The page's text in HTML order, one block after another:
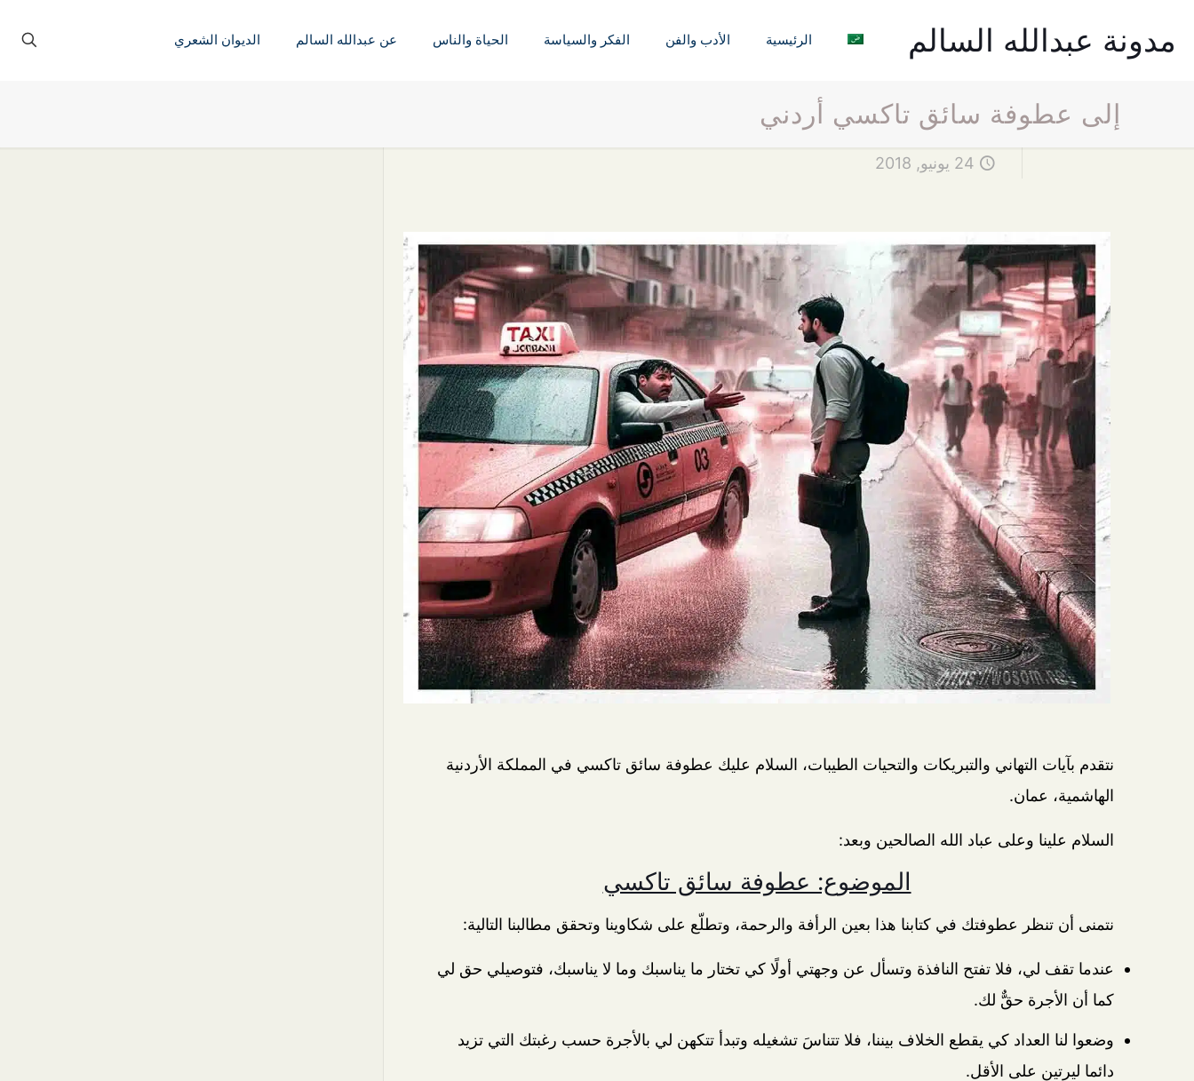
مدونة عبدالله السالم الرئيسية الأدب والفن الفكر والسياسة الحياة والناس عن عبدالله السالم الديوان الشعري
إلى عطوفة سائق تاكسي أردني
24 يونيو, 2018
نتقدم بآيات التهاني والتبريكات والتحيات الطيبات، السلام عليك عطوفة سائق تاكسي في المملكة الأردنية
الهاشمية، عمان.
السلام علينا وعلى عباد الله الصالحين وبعد:
الموضوع: عطوفة سائق تاكسي
نتمنى أن تنظر عطوفتك في كتابنا هذا بعين الرأفة والرحمة، وتطلّع على شكاوينا وتحقق مطالبنا التالية:
عندما تقف لي، فلا تفتح النافذة وتسأل عن وجهتي أولًا كي تختار ما يناسبك وما لا يناسبك، فتوصيلي حق لي
كما أن الأجرة حقٌّ لك.
وضعوا لنا العداد كي يقطع الخلاف بيننا، فلا تتناسَ تشغيله وتبدأ تتكهن لي بالأجرة حسب رغبتك التي تزيد
دائما ليرتين على الأقل.